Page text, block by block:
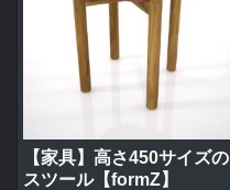
【家具】高さ450サイズの
スツール【formZ】